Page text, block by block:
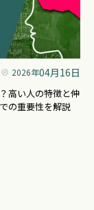
2026年04月16日
高い人の特徴と伸
の重要性を解説